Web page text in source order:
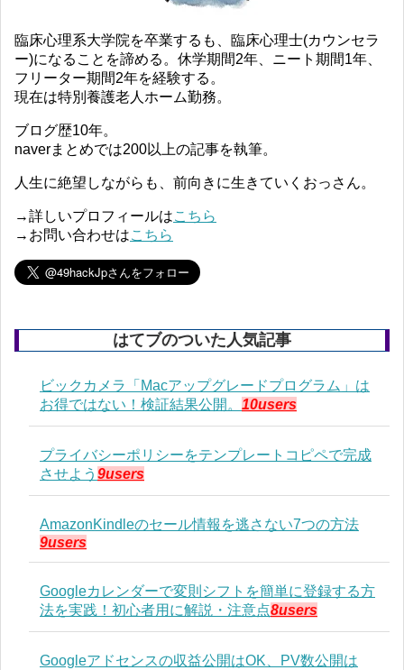
臨床心理系大学院を卒業するも、臨床心理士(カウンセラ
ー)になることを諦める。休学期間2年、ニート期間1年、
フリーター期間2年を経験する。
現在は特別養護老人ホーム勤務。
ブログ歴10年。
naverまとめでは200以上の記事を執筆。
人生に絶望しながらも、前向きに生きていくおっさん。
→詳しいプロフィールはこちら
→お問い合わせはこちら
はてブのついた人気記事
ビックカメラ「Macアップグレードプログラム」は
お得ではない！検証結果公開。 10users
プライバシーポリシーをテンプレートコピペで完成
させよう 9users
AmazonKindleのセール情報を逃さない7つの方法
9users
Googleカレンダーで変則シフトを簡単に登録する方
法を実践！初心者用に解説・注意点8users
Googleアドセンスの収益公開はOK、PV数公開は